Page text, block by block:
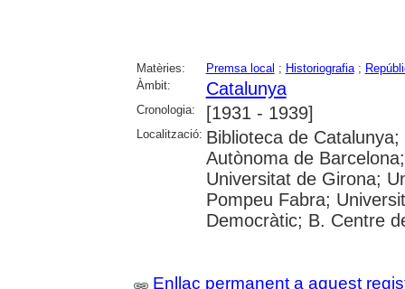
Matèries: Premsa local ; Historiografia;
Àmbit:
Catalunya
Cronologia: [1931 - 1939]
Localització: Biblioteca de
Autònoma de
Universitat de Girona;
Pompeu Fabra;
Democràtic; B. Centre
Enllaç permanent a aquest